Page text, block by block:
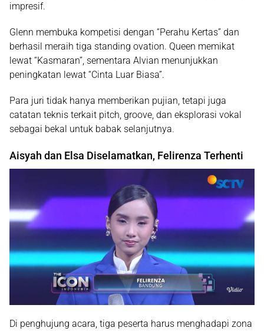
impresif.
Glenn membuka kompetisi dengan “Perahu Kertas” dan
berhasil meraih tiga standing ovation. Queen memikat
lewat “Kasmaran”, sementara Alvian menunjukkan
peningkatan lewat “Cinta Luar Biasa”.
Para juri tidak hanya memberikan pujian, tetapi juga
catatan teknis terkait pitch, groove, dan eksplorasi vokal
sebagai bekal untuk babak selanjutnya.
Aisyah dan Elsa Diselamatkan, Felirenza Terhenti
Di penghujung acara, tiga peserta harus menghadapi zona